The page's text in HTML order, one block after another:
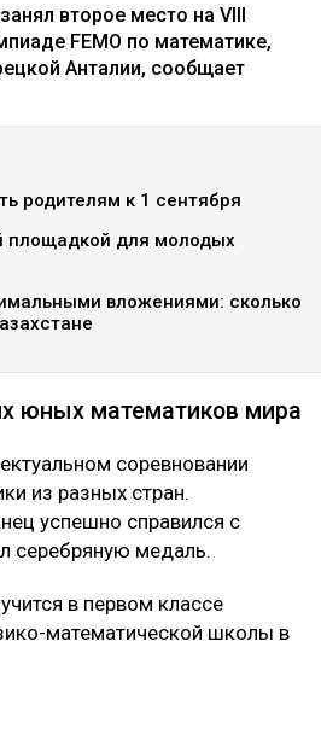
второе место на VIII
FEMO по математике,
Анталии, сообщает
родителям к 1 сентября
площадкой для молодых
вложениями: сколько
юных математиков мира
соревновании
из разных стран.
успешно справился с
серебряную медаль.
в первом классе
математической школы в